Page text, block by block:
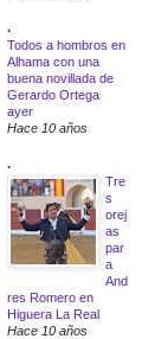
.
Todos a hombros en
Alhama con una
buena novillada de
Gerardo Ortega
ayer
Hace 10 años
.
Tre
s
orej
as
par
a
And
res Romero en
Higuera La Real
Hace 10 años